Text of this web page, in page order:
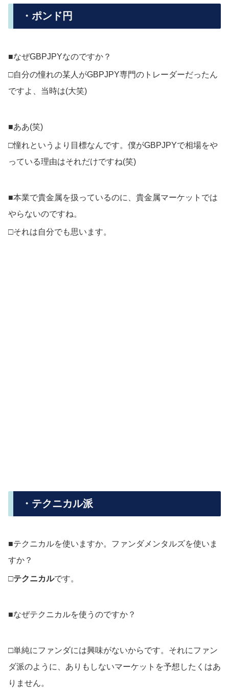
・ポンド円
■なぜGBPJPYなのですか？
□自分の憧れの某人がGBPJPY専門のトレーダーだったん
ですよ、当時は(大笑)
■ああ(笑)
□憧れというより目標なんです。僕がGBPJPYで相場をや
っている理由はそれだけですね(笑)
■本業で貴金属を扱っているのに、貴金属マーケットでは
やらないのですね。
□それは自分でも思います。
・テクニカル派
■テクニカルを使いますか。ファンダメンタルズを使いま
すか？
□テクニカルです。
■なぜテクニカルを使うのですか？
□単純にファンダには興味がないからです。それにファン
ダ派のように、ありもしないマーケットを予想したくはあ
りません。